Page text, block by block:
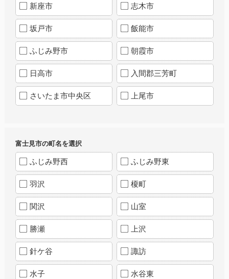
新座市 志木市
坂戸市 飯能市
ふじみ野市 朝霞市
日高市 入間郡三芳町
さいたま市中央区 上尾市
富士見市の町名を選択
ふじみ野西 ふじみ野東
羽沢 榎町
関沢 山室
勝瀬 上沢
針ケ谷 諏訪
水子 水谷東